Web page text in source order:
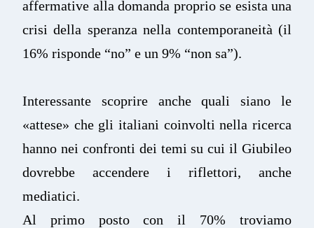
affermative alla domanda proprio se esista una
crisi della speranza nella contemporaneità (il
16% risponde “no” e un 9% “non sa”).
Interessante scoprire anche quali siano le
«attese» che gli italiani coinvolti nella ricerca
hanno nei confronti dei temi su cui il Giubileo
dovrebbe accendere i riflettori, anche
mediatici.
Al primo posto con il 70% troviamo